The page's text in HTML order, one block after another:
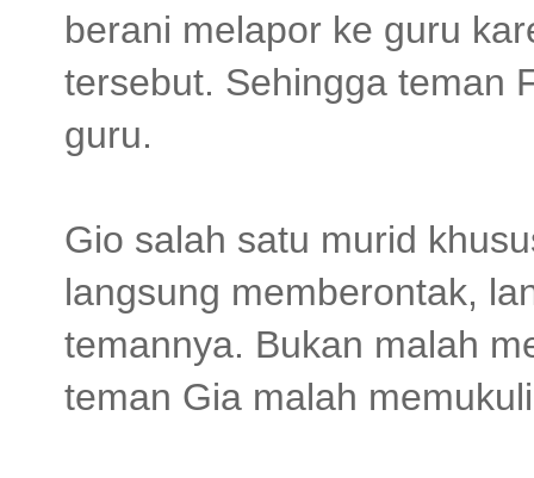
berani melapor ke guru
tersebut. Sehingga teman
guru.
Gio salah satu murid
langsung memberontak,
temannya. Bukan malah
teman Gia malah